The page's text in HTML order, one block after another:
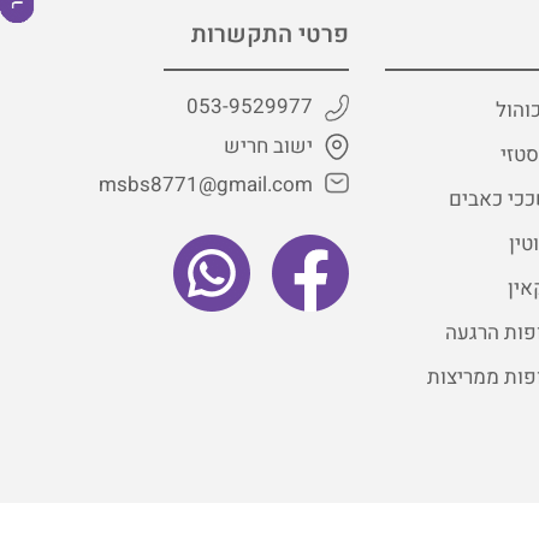
כאבים
הרגעה
ממריצות
פרטי התקשרות
053-9529977
ישוב חריש
msbs8771@gmail.com